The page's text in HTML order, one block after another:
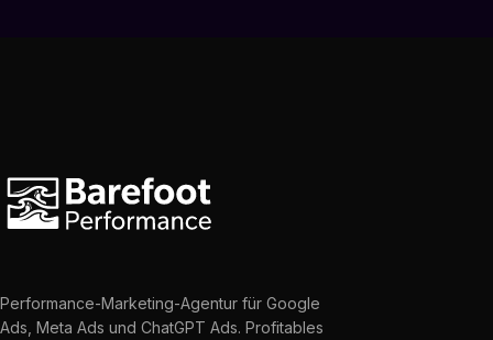
Performance-Marketing-Agentur für Google
Ads, Meta Ads und ChatGPT Ads. Profitables